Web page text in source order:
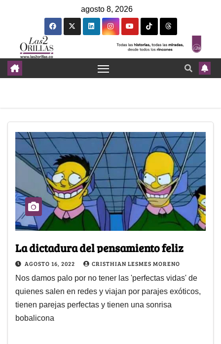
agosto 8, 2026
La dictadura del pensamiento feliz
AGOSTO 16, 2022 CRISTHIAN LESMES MORENO
Nos damos palo por no tener las 'perfectas vidas' de
quienes salen en redes y viajan por parajes exóticos,
tienen parejas perfectas y tienen una sonrisa
bobalicona